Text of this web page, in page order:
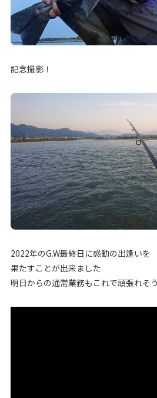
記念撮影！
2022年のG.W最終日に感動の出逢いを
果たすことが出来ました
明日からの通常業務もこれで頑張れそ